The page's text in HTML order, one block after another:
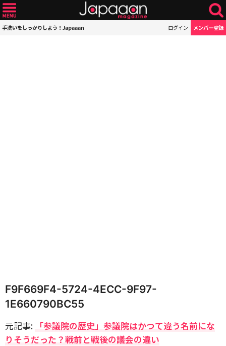
手洗いをしっかりしよう！Japaaan ログイン メンバー登録
F9F669F4-5724-4ECC-9F97-
1E660790BC55
元記事: 「参議院の歴史​」参議院はかつて違う名前にな
りそうだった？戦前と戦後の議会の違い